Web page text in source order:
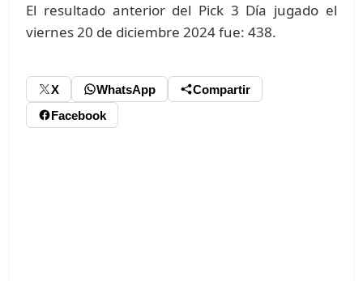
El resultado anterior del Pick 3 Día jugado el
viernes 20 de diciembre 2024 fue: 438.
X WhatsApp
Compartir
Facebook